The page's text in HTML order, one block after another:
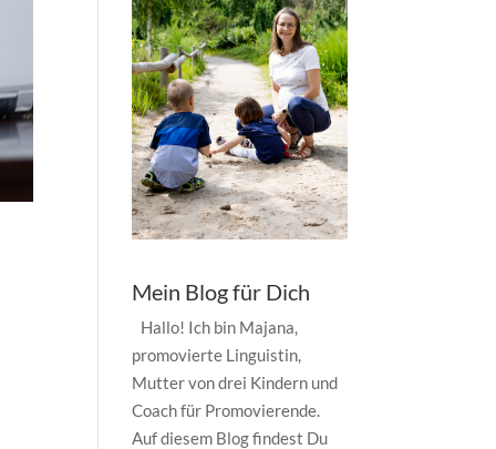
Mein Blog für Dich
Hallo! Ich bin Majana,
promovierte Linguistin,
Mutter von drei Kindern und
Coach für Promovierende.
Auf diesem Blog findest Du